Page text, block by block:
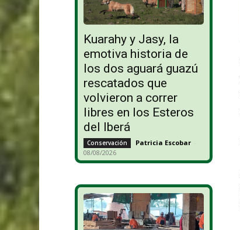
Kuarahy y Jasy, la
emotiva historia de
los dos aguará guazú
rescatados que
volvieron a correr
libres en los Esteros
del Iberá
Conservación Patricia Escobar -
08/08/2026